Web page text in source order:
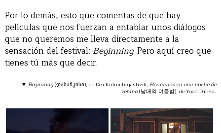
Por lo demás, esto que comentas de que hay
películas que nos fuerzan a entablar unos diálogos
que no queremos me lleva directamente a la
sensación del festival: Beginning. Pero aquí creo que
tienes tú más que decir.
▼ Beginning(დასაწკისი), de Dea Kulumbegashvili; Hermanos en una noche de
verano(남매의 여름밤), de Yoon Dan-bi.